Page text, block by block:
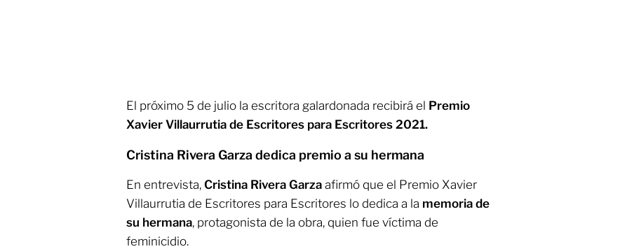
El próximo 5 de julio la escritora galardonada recibirá el Premio
Xavier Villaurrutia de Escritores para Escritores 2021.
Cristina Rivera Garza dedica premio a su hermana
En entrevista, Cristina Rivera Garza afirmó que el Premio Xavier
Villaurrutia de Escritores para Escritores lo dedica a la memoria de
su hermana, protagonista de la obra, quien fue víctima de
feminicidio.